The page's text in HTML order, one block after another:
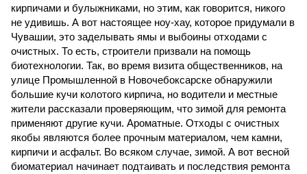
кирпичами и булыжниками, но этим, как говорится, никого
не удивишь. А вот настоящее ноу-хау, которое придумали в
Чувашии, это заделывать ямы и выбоины отходами с
очистных. То есть, строители призвали на помощь
биотехнологии. Так, во время визита общественников, на
улице Промышленной в Новочебоксарске обнаружили
большие кучи колотого кирпича, но водители и местные
жители рассказали проверяющим, что зимой для ремонта
применяют другие кучи. Ароматные. Отходы с очистных
якобы являются более прочным материалом, чем камни,
кирпичи и асфальт. Во всяком случае, зимой. А вот весной
биоматериал начинает подтаивать и последствия ремонта